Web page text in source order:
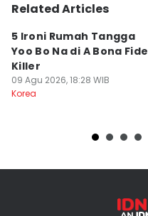
Related Articles
5 Ironi Rumah Tangga
Yoo Bo Na di A Bona Fide
Killer
09 Agu 2026, 18:28 WIB
Korea